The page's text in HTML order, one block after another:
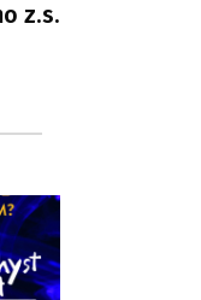
z.s.